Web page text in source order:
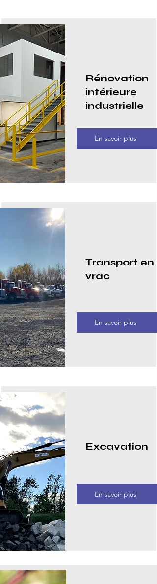
Rénovation
intérieure
industrielle
En savoir plus
Transport en
vrac
En savoir plus
Excavation
En savoir plus